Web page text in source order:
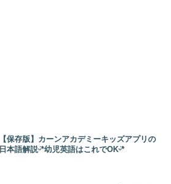
【保存版】カーンアカデミーキッズアプリの
日本語解説ᵕ̈*幼児英語はこれでOKᵕ̈*